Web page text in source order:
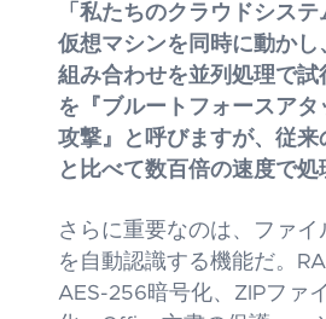
「私たちのクラウドシス
仮想マシンを同時に動かし
組み合わせを並列処理で試
を『ブルートフォースア
攻撃』と呼びますが、従来
と比べて数百倍の速度で処
さらに重要なのは、ファイ
を自動認識する機能だ。
AES-256暗号化、ZIPファ